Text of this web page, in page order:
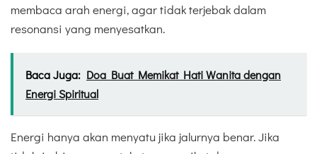
membaca arah energi, agar tidak terjebak dalam
resonansi yang menyesatkan.
Baca Juga: Doa Buat Memikat Hati Wanita dengan
Energi Spiritual
Energi hanya akan menyatu jika jalurnya benar. Jika